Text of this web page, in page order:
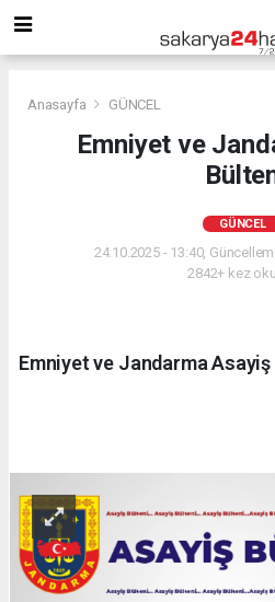
Anasayfa GÜNCEL
Emniyet ve
GÜNCEL
24.10.2025 - 13:40,
2842+ kez
Emniyet ve Jandarma